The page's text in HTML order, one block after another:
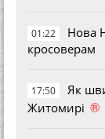
01:22
Нова
кросоверам
17:50
Як
Житомирі ®